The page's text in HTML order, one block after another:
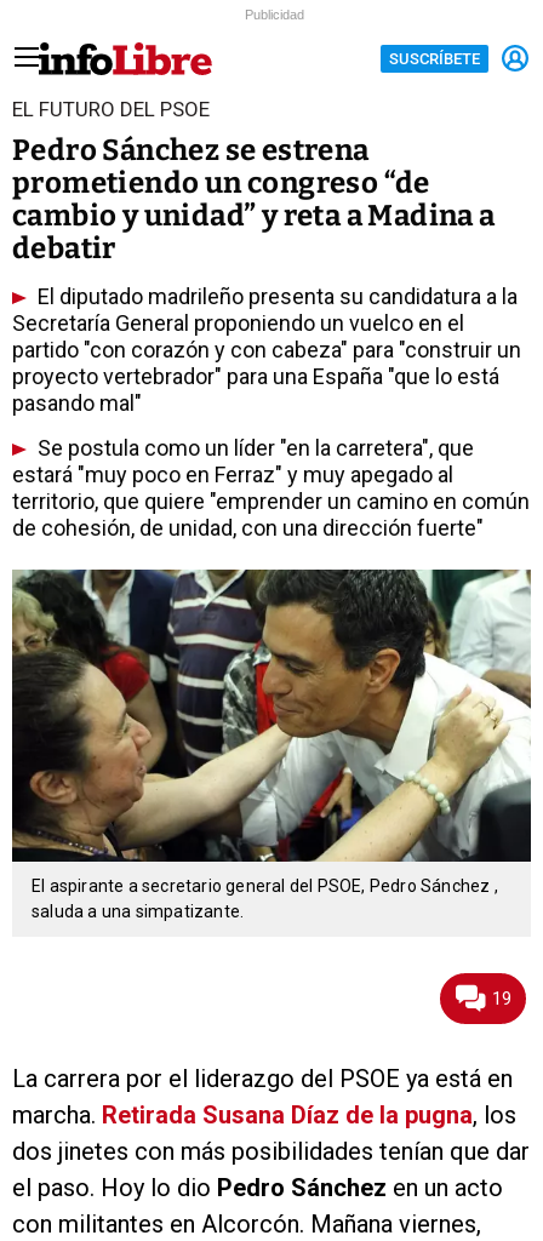
Publicidad
SUSCRÍBETE
EL FUTURO DEL PSOE
Pedro Sánchez se estrena
prometiendo un congreso “de
cambio y unidad” y reta a Madina a
debatir
El diputado madrileño presenta su candidatura a la
Secretaría General proponiendo un vuelco en el
partido "con corazón y con cabeza" para "construir un
proyecto vertebrador" para una España "que lo está
pasando mal"
Se postula como un líder "en la carretera", que
estará "muy poco en Ferraz" y muy apegado al
territorio, que quiere "emprender un camino en común
de cohesión, de unidad, con una dirección fuerte"
El aspirante a secretario general del PSOE, Pedro Sánchez ,
saluda a una simpatizante.
19
La carrera por el liderazgo del PSOE ya está en
marcha. Retirada Susana Díaz de la pugna, los
dos jinetes con más posibilidades tenían que dar
el paso. Hoy lo dio Pedro Sánchez en un acto
con militantes en Alcorcón. Mañana viernes,